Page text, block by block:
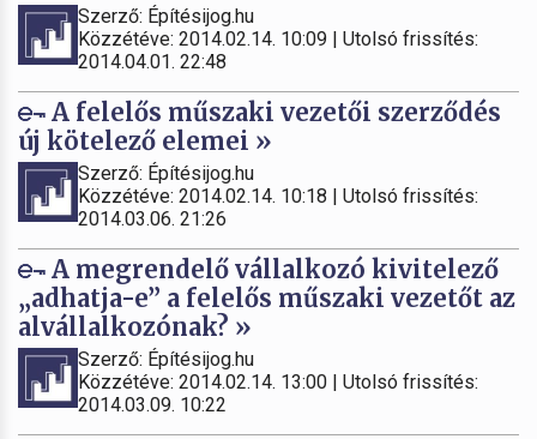
Szerző: Építésijog.hu
Közzétéve: 2014.02.14. 10:09 | Utolsó frissítés:
2014.04.01. 22:48
A felelős műszaki vezetői szerződés
új kötelező elemei »
Szerző: Építésijog.hu
Közzétéve: 2014.02.14. 10:18 | Utolsó frissítés:
2014.03.06. 21:26
A megrendelő vállalkozó kivitelező
„adhatja-e” a felelős műszaki vezetőt az
alvállalkozónak? »
Szerző: Építésijog.hu
Közzétéve: 2014.02.14. 13:00 | Utolsó frissítés:
2014.03.09. 10:22